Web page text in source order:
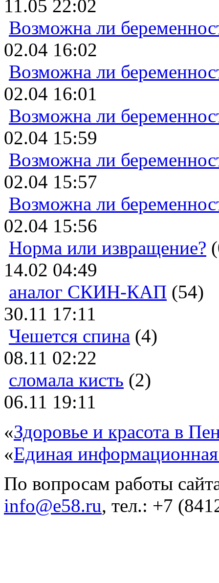
11.05 22:02
Возможна ли
02.04 16:02
Возможна ли
02.04 16:01
Возможна ли
02.04 15:59
Возможна ли
02.04 15:57
Возможна ли
02.04 15:56
Норма или извращение?
14.02 04:49
аналог СКИН-КАП (54)
30.11 17:11
Чешется спина (4)
08.11 02:22
сломала кисть (2)
06.11 19:11
«Здоровье и красота в
«Единая
По вопросам работы
info@e58.ru, тел.: +7